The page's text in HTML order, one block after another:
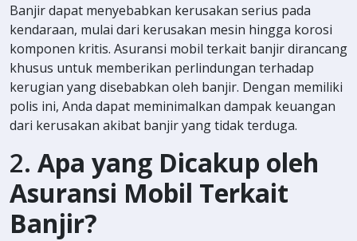
Banjir dapat menyebabkan kerusakan serius pada
kendaraan, mulai dari kerusakan mesin hingga korosi
komponen kritis. Asuransi mobil terkait banjir dirancang
khusus untuk memberikan perlindungan terhadap
kerugian yang disebabkan oleh banjir. Dengan memiliki
polis ini, Anda dapat meminimalkan dampak keuangan
dari kerusakan akibat banjir yang tidak terduga.
2. Apa yang Dicakup oleh
Asuransi Mobil Terkait
Banjir?